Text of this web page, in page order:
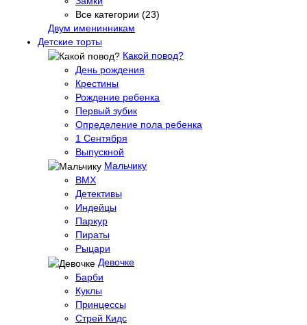
Все категории (23)
Двум именинникам
Детские торты
Какой повод?
День рождения
Крестины
Рождение ребенка
Первый зубик
Определение пола ребенка
1 Сентября
Выпускной
Мальчику
BMX
Детективы
Индейцы
Паркур
Пираты
Рыцари
Девочке
Барби
Куклы
Принцессы
Стрей Кидс